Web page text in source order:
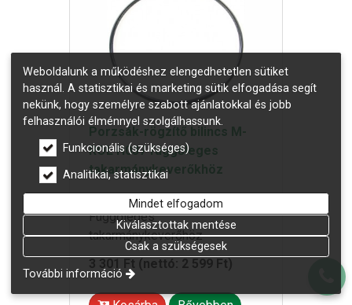
Porzsák-rögzítő bilincs M-
ROL H037 függőleges
takarmánykeverőkhöz
Avab-bilincs az M-ROL H037
Függőleges
takarmánykeverőhöz
3 301 Ft (nettó: 2 599 Ft)
Weboldalunk a működéshez elengedhetetlen sütiket
használ. A statisztikai és marketing sütik elfogadása segít
nekünk, hogy személyre szabott ajánlatokkal és jobb
felhasználói élménnyel szolgálhassunk.
Funkcionális (szükséges)
Analitikai, statisztikai
Mindet elfogadom
Kiválasztottak mentése
Csak a szükségesek
További információ